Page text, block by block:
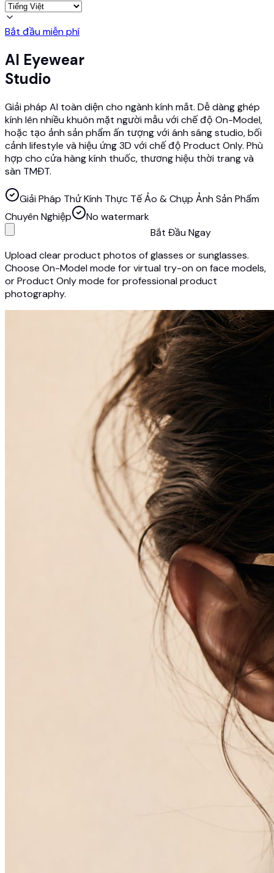
Bắt đầu miễn phí
AI Eyewear
Studio
Giải pháp AI toàn diện cho ngành kính mắt. Dễ dàng ghép
kính lên nhiều khuôn mặt người mẫu với chế độ On-Model,
hoặc tạo ảnh sản phẩm ấn tượng với ánh sáng studio, bối
cảnh lifestyle và hiệu ứng 3D với chế độ Product Only. Phù
hợp cho cửa hàng kính thuốc, thương hiệu thời trang và
sàn TMĐT.
Giải Pháp Thử Kính Thực Tế Ảo & Chụp Ảnh Sản Phẩm
Chuyên Nghiệp
No watermark
Bắt Đầu Ngay
Upload clear product photos of glasses or sunglasses.
Choose On-Model mode for virtual try-on on face models,
or Product Only mode for professional product
photography.